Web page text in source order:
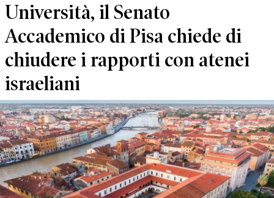
Università, il Senato
Accademico di Pisa chiede di
chiudere i rapporti con atenei
israeliani